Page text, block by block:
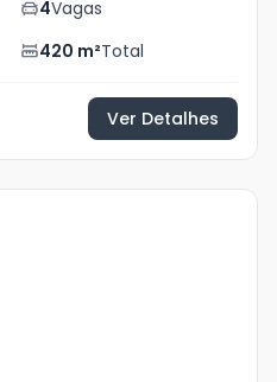
4Vagas
420 m²Total
Ver Detalhes